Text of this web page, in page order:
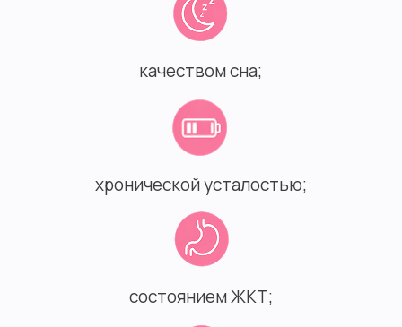
качеством сна;
хронической усталостью;
состоянием ЖКТ;